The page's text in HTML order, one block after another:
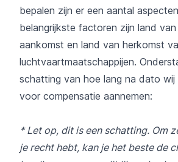
bepalen zijn er een aantal
belangrijkste factoren zijn land
aankomst en land van herkomst
luchtvaartmaatschappijen.
schatting van hoe lang na dato wij
voor compensatie aannemen:
* Let op, dit is een schatting. Om
je recht hebt, kan je het beste de